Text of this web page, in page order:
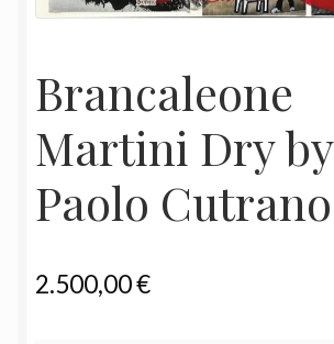
Brancaleone
Martini Dry by
Paolo Cutrano
2.500,00€